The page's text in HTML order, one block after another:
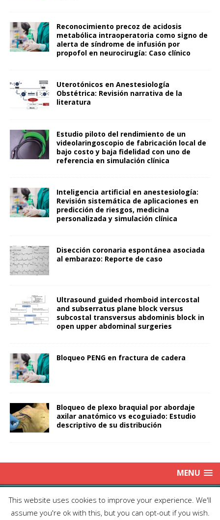
Reconocimiento precoz de acidosis
metabólica intraoperatoria como signo de
alerta de síndrome de infusión por
propofol en neurocirugía: Caso clínico
Uterotónicos en Anestesiología
Obstétrica: Revisión narrativa de la
literatura
Estudio piloto del rendimiento de un
videolaringoscopio de fabricación local de
bajo costo y baja fidelidad con uno de
referencia en simulación clínica
Inteligencia artificial en anestesiología:
Revisión sistemática de aplicaciones en
predicción de riesgos, medicina
personalizada y simulación clínica
Disección coronaria espontánea asociada
al embarazo: Reporte de caso
Ultrasound guided rhomboid intercostal
and subserratus plane block versus
subcostal transversus abdominis block in
open upper abdominal surgeries
Bloqueo PENG en fractura de cadera
Bloqueo de plexo braquial por abordaje
axilar anatómico vs ecoguiado: Estudio
descriptivo de su distribución
MENU
Copyright © 2025 | Publicación Oficial de la Sociedad de Médicos
Ltda.| This work is licensed under Creative Commons Attribution 4.0
This website uses cookies to improve your experience. We'll
assume you're ok with this, but you can opt-out if you wish.